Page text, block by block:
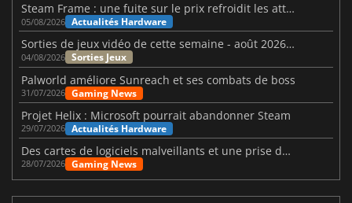
Steam Frame : une fuite sur le prix refroidit les attentes VR
05/08/2026 Actualités Hardware
Sorties de jeux vidéo de cette semaine - août 2026 (semaine 32)
04/08/2026 Sorties Jeux
Palworld améliore Sunreach et ses combats de boss
31/07/2026 Gaming News
Projet Helix : Microsoft pourrait abandonner Steam
29/07/2026 Actualités Hardware
Des cartes de logiciels malveillants et une prise de contrôle de Discord ont touché Meccha Chameleon
28/07/2026 Gaming News